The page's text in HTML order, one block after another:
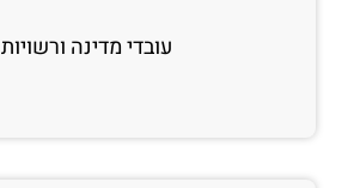
עובדי מדינה ורשויות